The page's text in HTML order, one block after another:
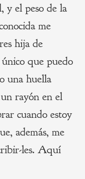
y el peso de la
me
hija de
que puedo
una huella
rayón en el
cuando estoy
además, me
les. Aquí